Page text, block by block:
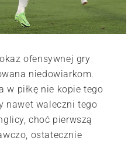
ofensywnej gry
niedowiarkom.
w piłkę nie kopie tego
nawet waleczni tego
choć pierwszą
ostatecznie